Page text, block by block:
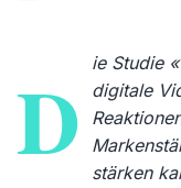
D
ie Studie
digitale
stärken